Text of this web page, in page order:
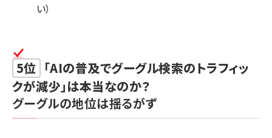
い）
5位 「AIの普及でグーグル検索のトラフィッ
クが減少」は本当なのか？
グーグルの地位は揺るがず